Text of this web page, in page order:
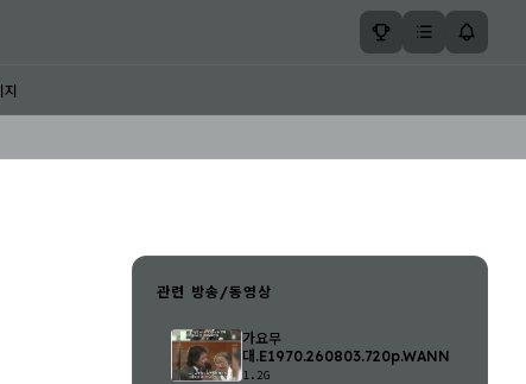
관련 방송/동영상
가요무
대.E1970.260803.720p.WANNA
1.2G